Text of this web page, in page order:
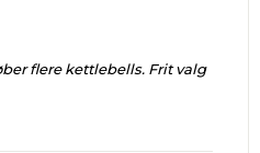
flere kettlebells. Frit valg